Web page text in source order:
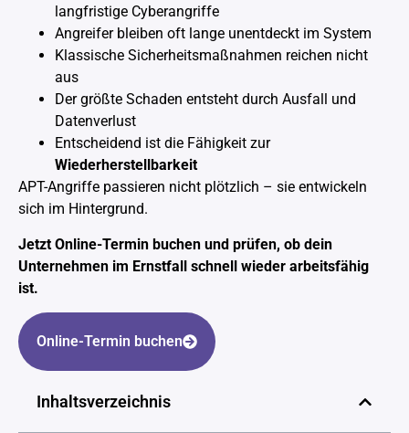
langfristige Cyberangriffe
Angreifer bleiben oft lange unentdeckt im System
Klassische Sicherheitsmaßnahmen reichen nicht
aus
Der größte Schaden entsteht durch Ausfall und
Datenverlust
Entscheidend ist die Fähigkeit zur
Wiederherstellbarkeit
APT-Angriffe passieren nicht plötzlich – sie entwickeln
sich im Hintergrund.
Jetzt Online-Termin buchen und prüfen, ob dein
Unternehmen im Ernstfall schnell wieder arbeitsfähig
ist.
Online-Termin buchen
Inhaltsverzeichnis